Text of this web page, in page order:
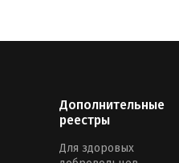
Дополнительные
реестры
Для здоровых